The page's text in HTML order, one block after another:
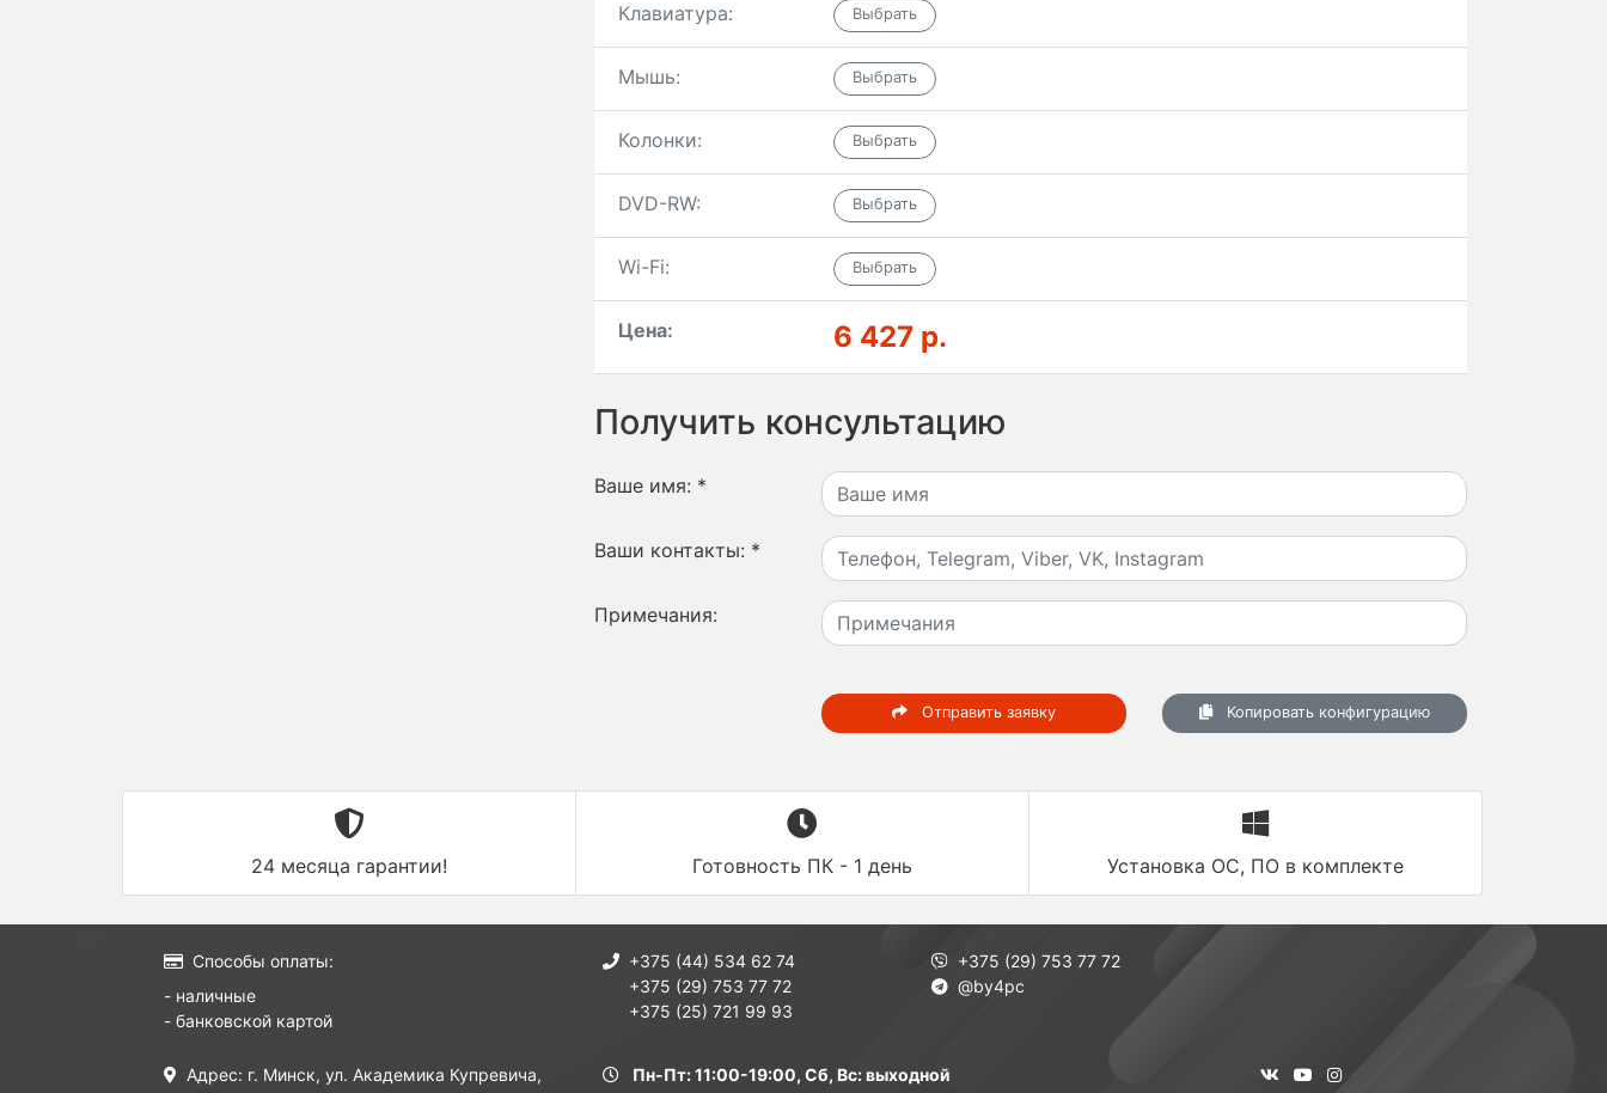
Клавиатура:
Мышь:
Колонки:
DVD-RW:
Wi-Fi:
Цена: 6 427 р.
Получить консультацию
Ваше имя: *
Ваши контакты: *
Примечания:
Отправить заявку Копировать конфигурацию
24 месяца гарантии! Готовность ПК - 1 день Установка ОС, ПО в комплекте
Способы оплаты:
- наличные
- банковской картой
+375 (44) 534 62 74
+375 (29) 753 77 72
+375 (25) 721 99 93
+375 (29) 753 77 72
@by4pc
Адрес: г. Минск, ул. Академика Купревича,
Пн-Пт: 11:00-19:00, Сб, Вс: выходной